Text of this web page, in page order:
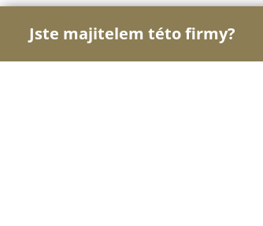
Jste majitelem této firmy?